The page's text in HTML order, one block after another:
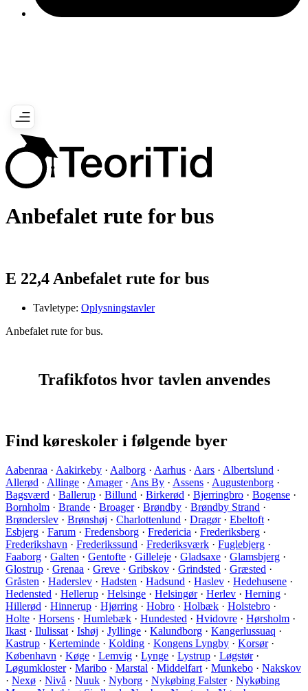
Anbefalet rute for bus
E 22,4 Anbefalet rute for bus
Tavletype: Oplysningstavler
Anbefalet rute for bus.
Trafikfotos hvor tavlen anvendes
Find køreskoler i følgende byer
Aabenraa · Aakirkeby · Aalborg · Aarhus · Aars · Albertslund ·
Allerød · Allinge · Amager· Ans By · Assens · Augustenborg ·
Bagsværd · Ballerup · Billund · Birkerød · Bjerringbro · Bogense ·
Bornholm · Brande · Broager· Brøndby · Brøndby Strand ·
Brønderslev · Brønshøj · Charlottenlund · Dragør· Ebeltoft ·
Esbjerg · Farum · Fredensborg · Fredericia · Frederiksberg ·
Frederikshavn · Frederikssund · Frederiksværk · Fuglebjerg ·
Faaborg · Galten · Gentofte · Gilleleje · Gladsaxe · Glamsbjerg ·
Glostrup · Grenaa · Greve · Gribskov · Grindsted · Græsted ·
Gråsten · Haderslev · Hadsten · Hadsund · Haslev · Hedehusene ·
Hedensted · Hellerup · Helsinge · Helsingør· Herlev · Herning ·
Hillerød · Hinnerup · Hjørring · Hobro · Holbæk · Holstebro ·
Holte · Horsens · Humlebæk · Hundested · Hvidovre · Hørsholm ·
Ikast · Ilulissat · Ishøj · Jyllinge · Kalundborg · Kangerlussuaq ·
Kastrup · Kerteminde · Kolding · Kongens Lyngby · Korsør·
København · Køge · Lemvig · Lynge · Lystrup · Løgstør·
Løgumkloster· Maribo · Marstal · Middelfart · Munkebo · Nakskov
· Nexø · Nivå · Nuuk · Nyborg · Nykøbing Falster· Nykøbing